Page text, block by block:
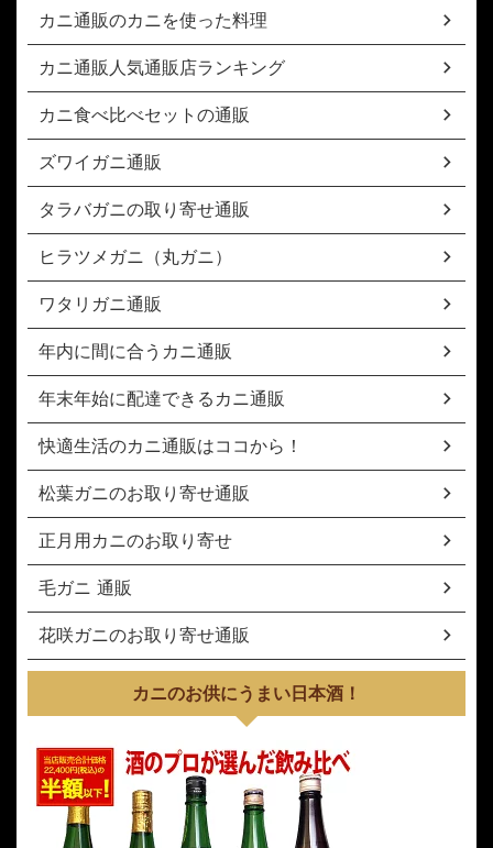
カニ通販のカニを使った料理
カニ通販人気通販店ランキング
カニ食べ比べセットの通販
ズワイガニ通販
タラバガニの取り寄せ通販
ヒラツメガニ（丸ガニ）
ワタリガニ通販
年内に間に合うカニ通販
年末年始に配達できるカニ通販
快適生活のカニ通販はココから！
松葉ガニのお取り寄せ通販
正月用カニのお取り寄せ
毛ガニ 通販
花咲ガニのお取り寄せ通販
カニのお供にうまい日本酒！